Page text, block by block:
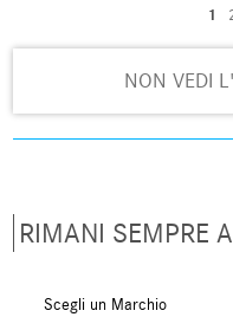
1
NON VEDI
RIMANI SEMPRE